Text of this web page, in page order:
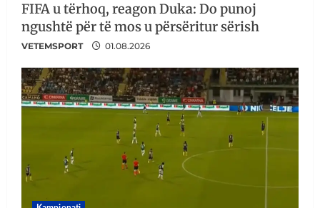
FIFA u tërhoq, reagon Duka: Do punoj
ngushtë për të mos u përsëritur sërish
VETEMSPORT 01.08.2026